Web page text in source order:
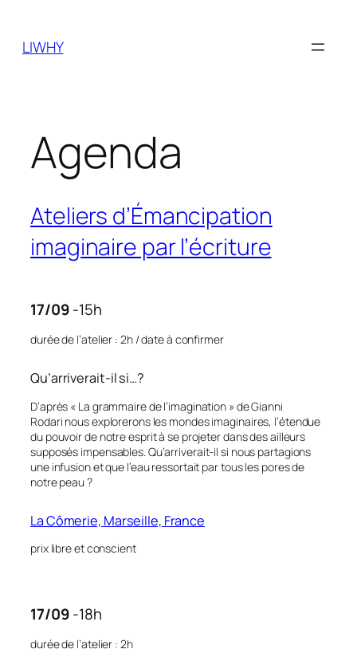
content
LIWHY
Agenda
Ateliers d’Émancipation
imaginaire par l’écriture
17/09-15h
durée de l’atelier : 2h / date à confirmer
Qu’arriverait-il si…?
D’après « La grammaire de l’imagination » de Gianni
Rodari nous explorerons les mondes imaginaires, l’étendue
du pouvoir de notre esprit à se projeter dans des ailleurs
supposés impensables. Qu’arriverait-il si nous partagions
une infusion et que l’eau ressortait par tous les pores de
notre peau ?
La Cômerie, Marseille, France
prix libre et conscient
17/09-18h
durée de l’atelier : 2h